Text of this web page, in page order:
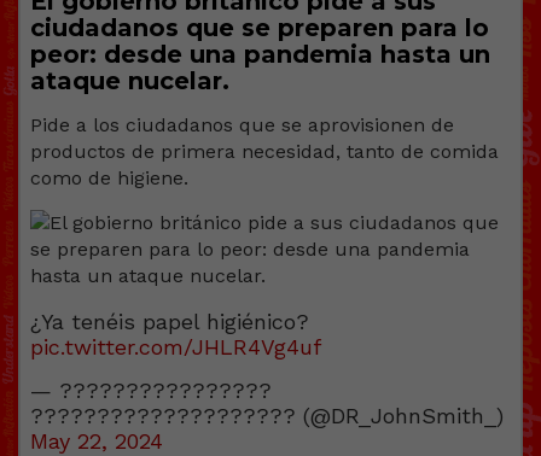
ciudadanos que se preparen para lo
peor: desde una pandemia hasta un
ataque nucelar.
Pide a los ciudadanos que se aprovisionen de
productos de primera necesidad, tanto de comida
como de higiene.
¿Ya tenéis papel higiénico?
pic.twitter.com/JHLR4Vg4uf
— ????????????????
???????????????????? (@DR_JohnSmith_)
May 22, 2024